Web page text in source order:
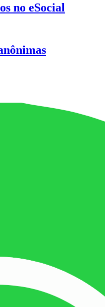
no eSocial